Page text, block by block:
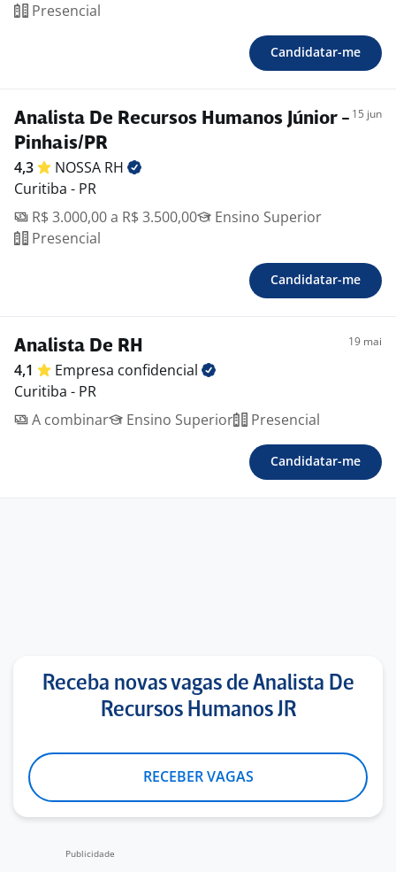
Presencial
Candidatar-me
Analista De Recursos Humanos Júnior -
Pinhais/PR
15 jun
4,3 NOSSA RH
Curitiba - PR
R$ 3.000,00 a R$ 3.500,00
Ensino Superior
Presencial
Candidatar-me
Analista De RH 19 mai
4,1 Empresa confidencial
Curitiba - PR
A combinar
Ensino Superior Presencial
Candidatar-me
Receba novas vagas de Analista De
Recursos Humanos JR
RECEBER VAGAS